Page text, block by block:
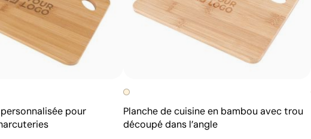
pour
Planche de cuisine en bambou avec trou
découpé dans l’angle